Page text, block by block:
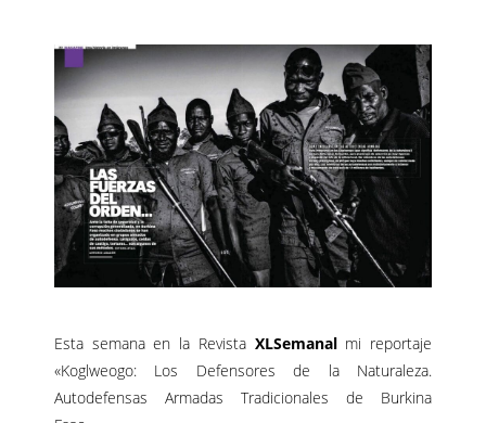
Esta semana en la Revista XLSemanalmi reportaje
«Koglweogo: Los Defensores de la Naturaleza.
Autodefensas Armadas Tradicionales de Burkina